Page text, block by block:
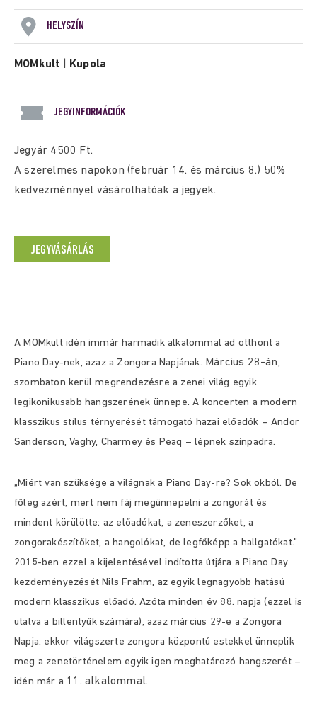
HELYSZÍN
MOMkult Kupola
JEGYINFORMÁCIÓK
Jegyár 4500 Ft.
A szerelmes napokon (február 14. és március 8.) 50%
kedvezménnyel vásárolhatóak a jegyek.
JEGYVÁSÁRLÁS
A MOMkult idén immár harmadik alkalommal ad otthont a
Piano Day-nek, azaz a Zongora Napjának. Március 28-án,
szombaton kerül megrendezésre a zenei világ egyik
legikonikusabb hangszerének ünnepe. A koncerten a modern
klasszikus stílus térnyerését támogató hazai előadók – Andor
Sanderson, Vaghy, Charmey és Peaq – lépnek színpadra.
„Miért van szüksége a világnak a Piano Day-re? Sok okból. De
főleg azért, mert nem fáj megünnepelni a zongorát és
mindent körülötte: az előadókat, a zeneszerzőket, a
zongorakészítőket, a hangolókat, de legfőképp a hallgatókat.”
2015-ben ezzel a kijelentésével indította útjára a Piano Day
kezdeményezését Nils Frahm, az egyik legnagyobb hatású
modern klasszikus előadó. Azóta minden év 88. napja (ezzel is
utalva a billentyűk számára), azaz március 29-e a Zongora
Napja: ekkor világszerte zongora központú estekkel ünneplik
meg a zenetörténelem egyik igen meghatározó hangszerét –
idén már a 11. alkalommal.